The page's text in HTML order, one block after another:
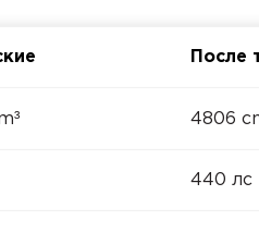
После
³ 4806
440 лс